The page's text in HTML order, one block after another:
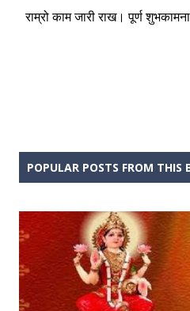
POPULAR POSTS FROM THIS